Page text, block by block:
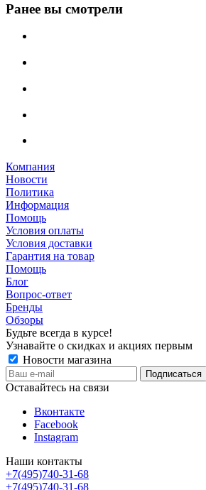
Ранее вы смотрели
Компания
Новости
Политика
Информация
Помощь
Условия оплаты
Условия доставки
Гарантия на товар
Помощь
Блог
Вопрос-ответ
Бренды
Обзоры
Будьте всегда в курсе!
Узнавайте о скидках и акциях первым
Новости магазина
Оставайтесь на связи
Вконтакте
Facebook
Instagram
Наши контакты
+7(495)740-31-68
+7(495)740-31-68